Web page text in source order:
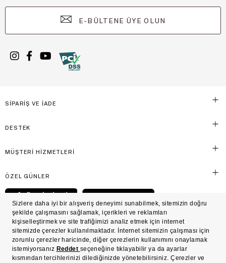
E-BÜLTENE ÜYE OLUN
SİPARİŞ VE İADE
DESTEK
MÜŞTERİ HİZMETLERİ
ÖZEL GÜNLER
© Victoria's Secret Shaya Mağazacılık A.Ş. Franchise lisansı aracılığıyla işletilen ticari
markasıdır. Her hakkı saklıdır.
Süreç Bazlı Müşteri Aydınlatma Metni